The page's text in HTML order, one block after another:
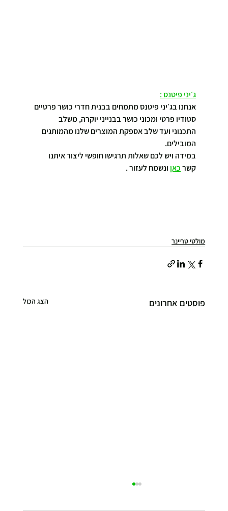
ג׳יני פיטנס :
אנחנו בג׳יני פיטנס מתמחים בבנית חדרי כושר פרטיים
סטודיו פרטי ומכוני כושר בבנייני יוקרה, משלב
התכנוני ועד שלב אספקת המוצרים שלנו מהמותגים
המובילים.
במידה ויש לכם שאלות תרגישו חופשי ליצור איתנו
קשר כאן ונשמח לעזור .
מולטי טריינר
פוסטים אחרונים הצג הכול